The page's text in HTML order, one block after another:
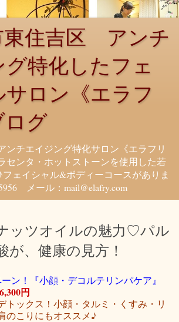
住吉区 アンチ
特化したフェ
ロン《エラフ
ログ
チエイジング特化サロン《エラフリ
ンタ・ホットストーンを使用した若
ェイシャル&ボディーコースがありま
メール：mail@elafry.com
ッツオイルの魅力♡パル
が、健康の見方！
ン！『小顔・デコルテリンパケア』
円
トックス！小顔・タルミ・くすみ・リ
のこりにもオススメ♪